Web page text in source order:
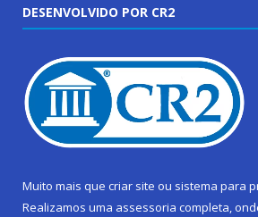
DESENVOLVIDO POR CR2
Muito mais que criar site ou sistema para
Realizamos uma assessoria completa,